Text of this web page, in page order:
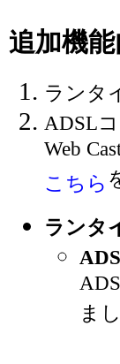
追加機
ランタ
ADSL
Web
こちら
ランタ
ま